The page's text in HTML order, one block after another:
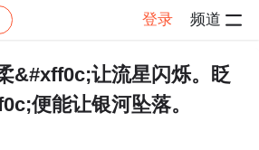
登录 频道
感慨 帖子详情
&#xff0c;让流星闪烁。眨
便能让银河坠落。